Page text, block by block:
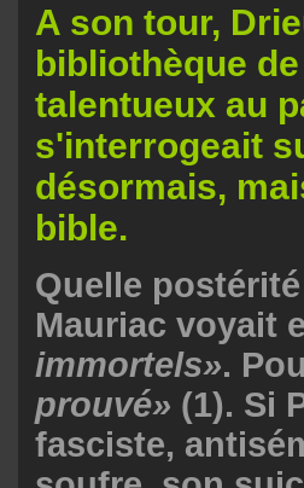
A son tour,
bibliothèque
talentueux au
s'interrogeait
désormais,
bible.
Quelle
Mauriac voyait
immortels».
prouvé» (1). Si
fasciste,